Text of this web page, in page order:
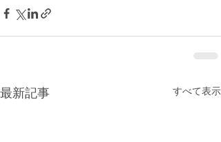
最新記事 すべて表示